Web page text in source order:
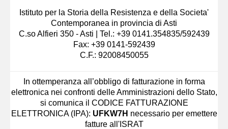
Istituto per la Storia della Resistenza e della Societa'
Contemporanea in provincia di Asti
C.so Alfieri 350 - Asti | Tel.: +39 0141.354835/592439
Fax: +39 0141-592439
C.F.: 92008450055
In ottemperanza all’obbligo di fatturazione in forma
elettronica nei confronti delle Amministrazioni dello Stato,
si comunica il CODICE FATTURAZIONE
ELETTRONICA (IPA): UFKW7H necessario per emettere
fatture all'ISRAT